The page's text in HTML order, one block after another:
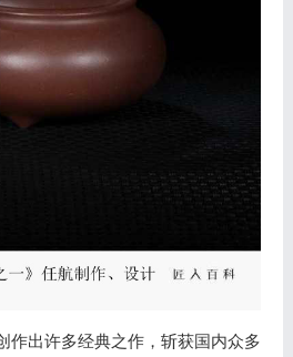
作出许多经典之作，斩获国内众多